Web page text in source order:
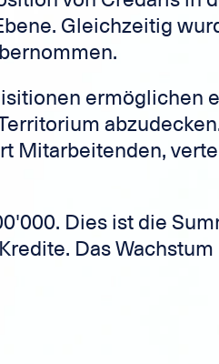
Gleichzeitig
ermöglichen
Mitarbeitenden,
Dies ist die
Das